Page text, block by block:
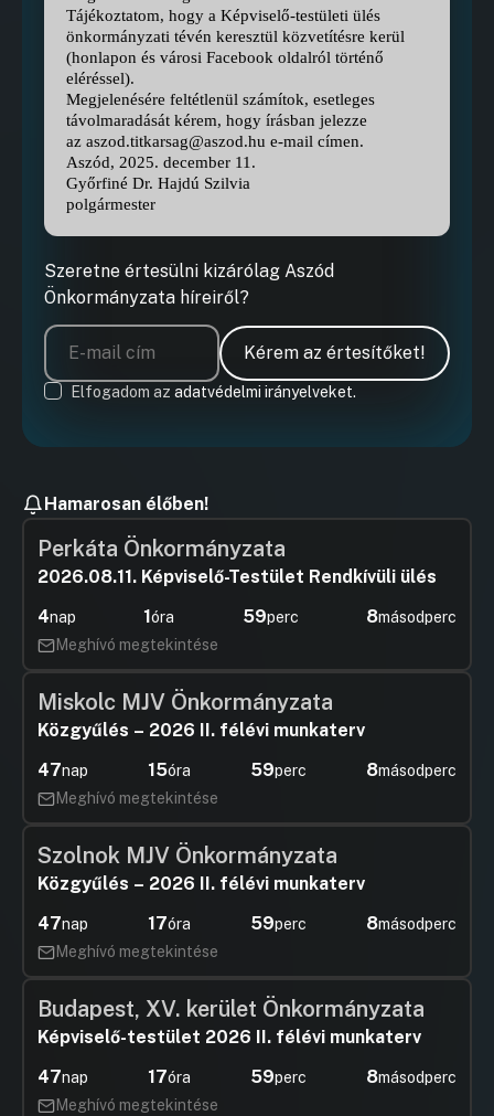
Tájékoztatom, hogy a Képviselő-testületi ülés
önkormányzati tévén keresztül közvetítésre kerül
(honlapon és városi Facebook oldalról történő
eléréssel).
Megjelenésére feltétlenül számítok, esetleges
távolmaradását kérem, hogy írásban jelezze
az aszod.titkarsag@aszod.hu e-mail címen.
Aszód, 2025. december 11.
Győrfiné Dr. Hajdú Szilvia
polgármester
Szeretne értesülni kizárólag Aszód
Önkormányzata híreiről?
Kérem az értesítőket!
Elfogadom az adatvédelmi irányelveket.
Hamarosan élőben!
Perkáta Önkormányzata
2026.08.11. Képviselő-Testület Rendkívüli ülés
4nap 1óra 59perc 7másodperc
Meghívó megtekintése
Miskolc MJV Önkormányzata
Közgyűlés – 2026 II. félévi munkaterv
47nap 15óra 59perc 7másodperc
Meghívó megtekintése
Szolnok MJV Önkormányzata
Közgyűlés – 2026 II. félévi munkaterv
47nap 17óra 59perc 7másodperc
Meghívó megtekintése
Budapest, XV. kerület Önkormányzata
Képviselő-testület 2026 II. félévi munkaterv
47nap 17óra 59perc 7másodperc
Meghívó megtekintése